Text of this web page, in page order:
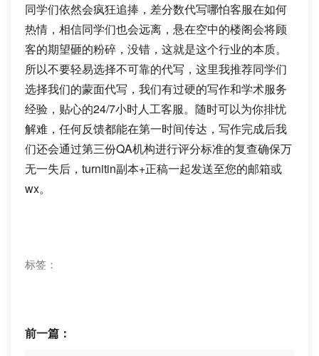
同学们依然会疯狂追捧，差分数代写哪怕客服在如何
热情，相信同学们也会远离，悬在空中的楼阁会将顾
客的期望砸的粉碎，没错，这就是这个行业的本质。
所以不要轻易选择不可靠的代写，这里我推荐同学们
选择我们的蒙面代写，我们有过硬的写作和学术服务
经验，贴心的24/7小时人工客服。随时可以为你排忧
解难，任何反馈都能在第一时间传达，写作完成后我
们还会通过第三份QA机构进行评分标准的复查确保万
无一失后，turnitin副本+正稿一起发送至您的邮箱或
wx。
标签：
前一篇：